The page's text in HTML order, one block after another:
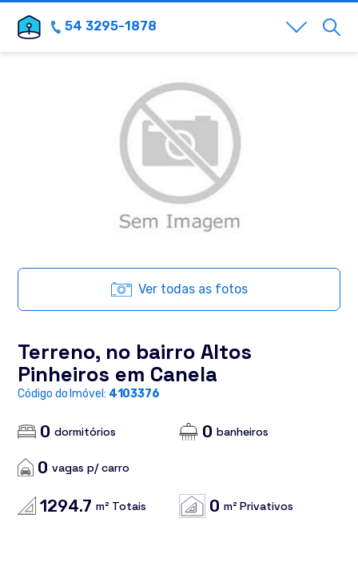
54 3295-1878
Ver todas as fotos
Terreno, no bairro Altos
Pinheiros em Canela
Código do Imóvel: 4103376
0 dormitórios 0 banheiros
0 vagas p/ carro
1294.7 m² Totais 0 m² Privativos